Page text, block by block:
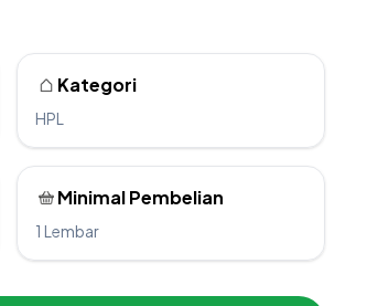
Kategori
HPL
Minimal Pembelian
1 Lembar